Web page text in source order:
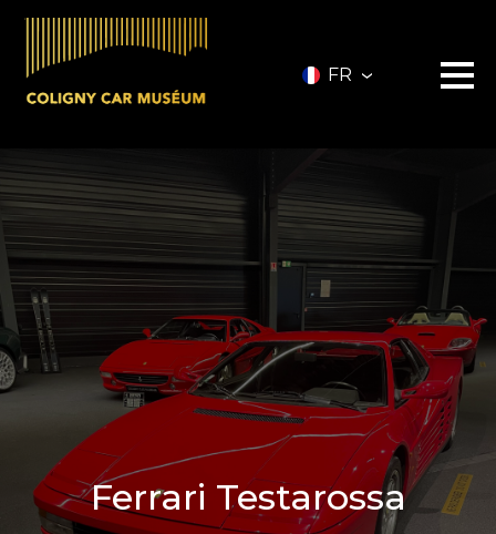
FR
Les véhicules
A vendre
Investir
Nos services
Privatisation
A propos
Partenaires
Infos pratiques
Contact
Billetterie
Ferrari Testarossa